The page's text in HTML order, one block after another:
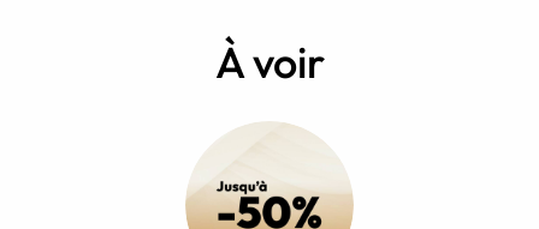
À voir